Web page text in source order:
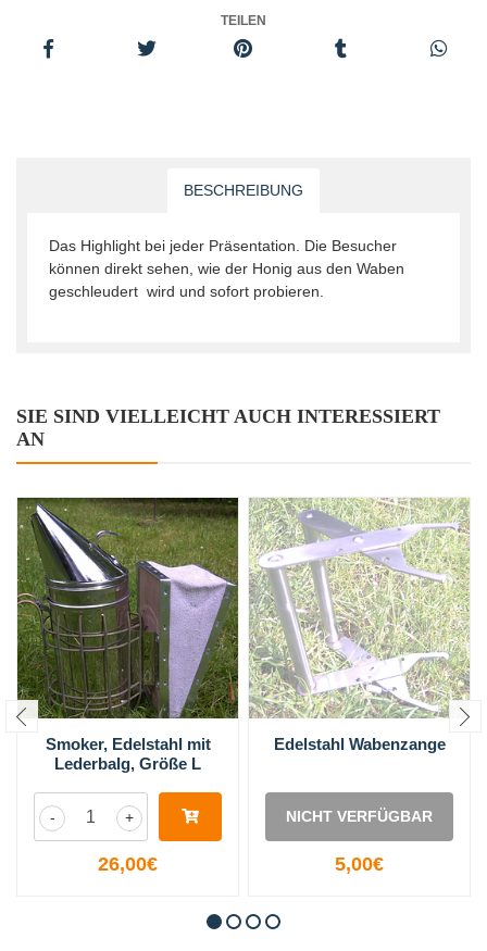
TEILEN
BESCHREIBUNG
Das Highlight bei jeder Präsentation. Die Besucher
können direkt sehen, wie der Honig aus den Waben
geschleudert wird und sofort probieren.
SIE SIND VIELLEICHT AUCH INTERESSIERT
AN
Smoker, Edelstahl mit
Lederbalg, Größe L
+
-
26,00€
Edelstahl Wabenzange
NICHT VERFÜGBAR
5,00€